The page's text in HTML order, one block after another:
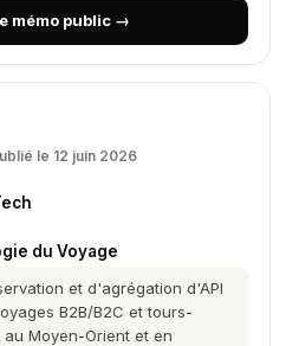
mémo public →
le 12 juin 2026
du Voyage
et d'agrégation d'API
B2B/B2C et tours-
Moyen-Orient et en